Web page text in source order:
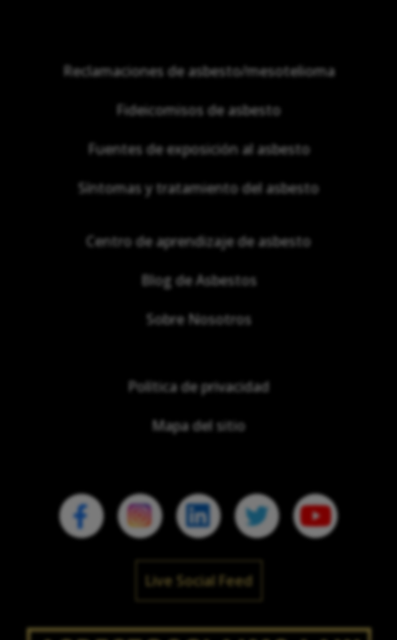
Reclamaciones de asbesto/mesotelioma
Fideicomisos de asbesto
Fuentes de exposición al asbesto
Síntomas y tratamiento del asbesto
Centro de aprendizaje de asbesto
Blog de Asbestos
Sobre Nosotros
Política de privacidad
Mapa del sitio
Live Social Feed